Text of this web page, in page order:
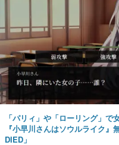
「パリィ」や「ローリング」
『小早川さんはソウルライク
DIED」